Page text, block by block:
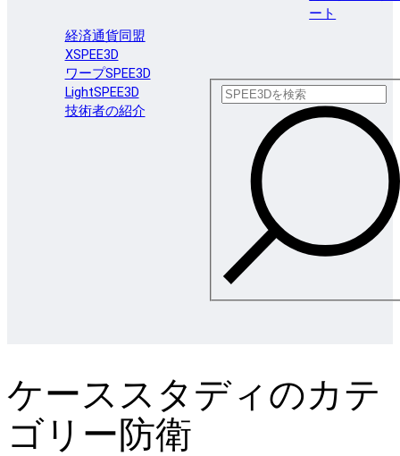
経済通貨同盟
XSPEE3D
ワープSPEE3D
LightSPEE3D
技術者の紹介
ート
ケーススタディのカテ
ゴリー防衛